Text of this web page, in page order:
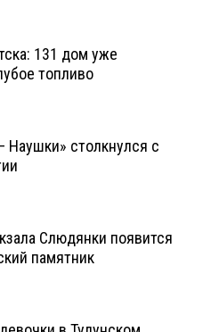
131 дом уже
топливо
Наушки» столкнулся с
Слюдянки появится
памятник